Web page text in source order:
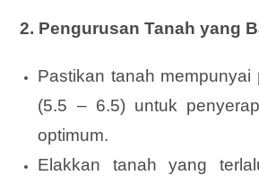
2. Pengurusan Tanah yang
Pastikan tanah mempunyai
(5.5 – 6.5) untuk
optimum.
Elakkan tanah yang